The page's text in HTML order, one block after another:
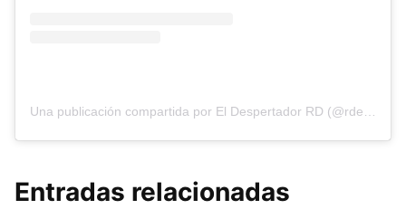
Una publicación compartida por El Despertador RD (@rdeldespertador)
Entradas relacionadas